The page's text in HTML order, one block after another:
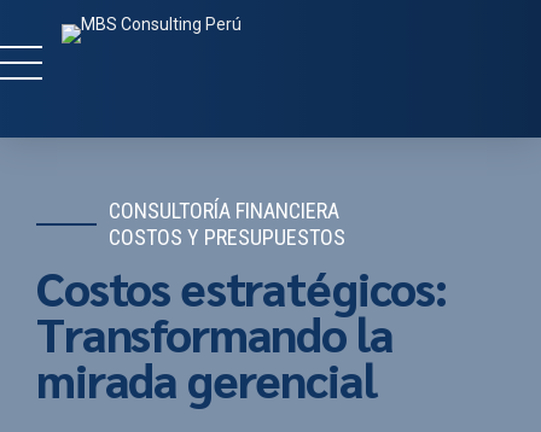
CONSULTORÍA FINANCIERA
COSTOS Y PRESUPUESTOS
Costos estratégicos:
Transformando la
mirada gerencial